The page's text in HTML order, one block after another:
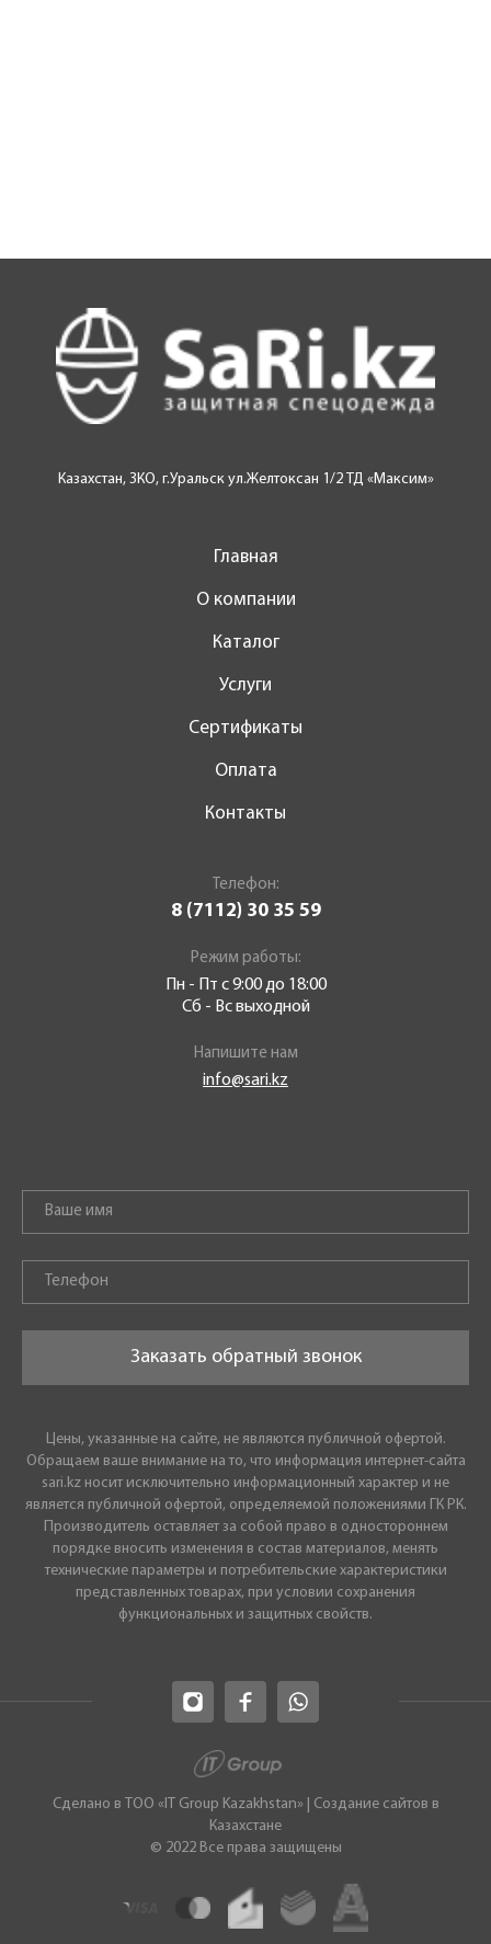
Казахстан, ЗКО, г.Уральск ул.Желтоксан 1/2 ТД «Максим»
Главная
О компании
Каталог
Услуги
Сертификаты
Оплата
Контакты
Телефон:
8 (7112) 30 35 59
Режим работы:
Пн - Пт с 9:00 до 18:00
Сб - Вс выходной
Напишите нам
info@sari.kz
Заказать обратный звонок
Цены, указанные на сайте, не являются публичной офертой.
Обращаем ваше внимание на то, что информация интернет-сайта
sari.kz носит исключительно информационный характер и не
является публичной офертой, определяемой положениями ГК РК.
Производитель оставляет за собой право в одностороннем
порядке вносить изменения в состав материалов, менять
технические параметры и потребительские характеристики
представленных товарах, при условии сохранения
функциональных и защитных свойств.
Сделано в ТОО «IT Group Kazakhstan»
Cоздание сайтов в
Казахстане
© 2022 Все права защищены